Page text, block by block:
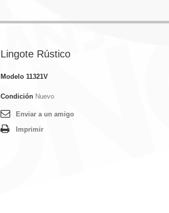
Lingote Rústico
Modelo 11321V
Condición Nuevo
Enviar a un amigo
Imprimir